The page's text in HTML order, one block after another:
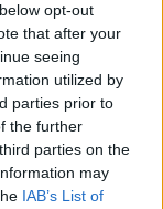
opt-out
that after your
seeing
utilized by
parties prior to
the further
parties on the
may
IAB’s List of
neve
igáslova. Ez
amikor a
Akkoriban az
ítélve, hiszen
digitális